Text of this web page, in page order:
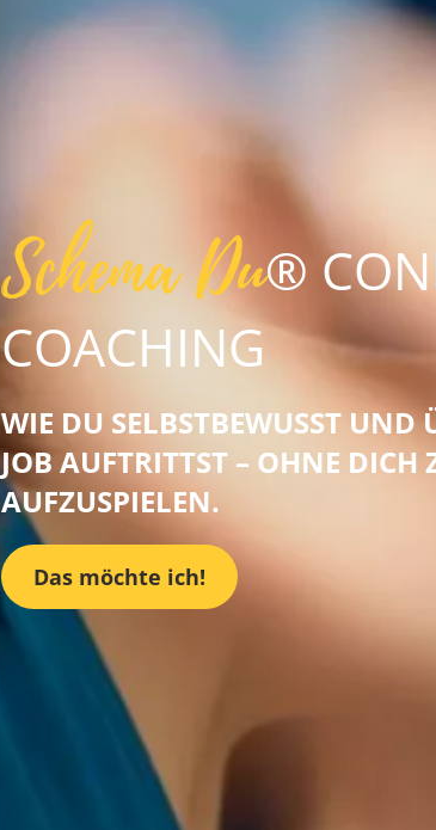
Schema Du®
COACHING
WIE DU SELBSTBEWUSST UND
JOB AUFTRITTST – OHNE DICH
AUFZUSPIELEN.
Das möchte ich!